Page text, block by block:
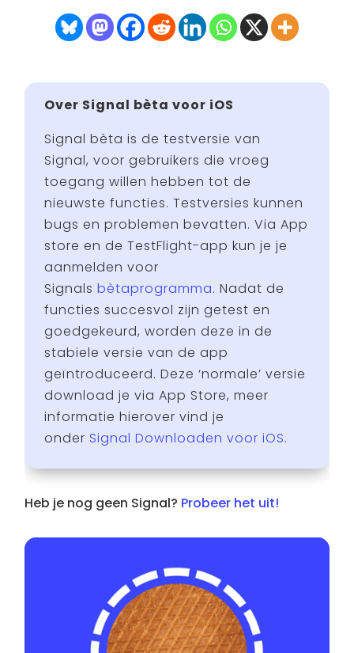
Over Signal bèta voor iOS
Signal bèta is de testversie van
Signal, voor gebruikers die vroeg
toegang willen hebben tot de
nieuwste functies. Testversies kunnen
bugs en problemen bevatten. Via App
store en de TestFlight-app kun je je
aanmelden voor
Signalsbètaprogramma. Nadat de
functies succesvol zijn getest en
goedgekeurd, worden deze in de
stabiele versie van de app
geïntroduceerd. Deze ‘normale’ versie
download je via App Store, meer
informatie hierover vind je
onder Signal Downloaden voor iOS.
Heb je nog geen Signal? Probeer het uit!